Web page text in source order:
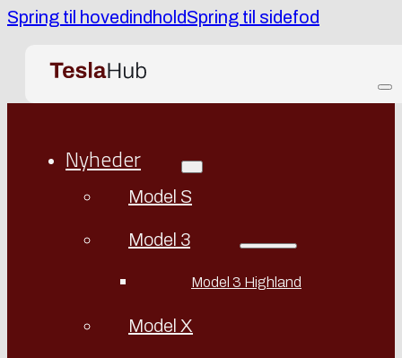
Spring til hovedindholdSpring til sidefod
Nyheder
Model S
Model 3
Model 3 Highland
Model X